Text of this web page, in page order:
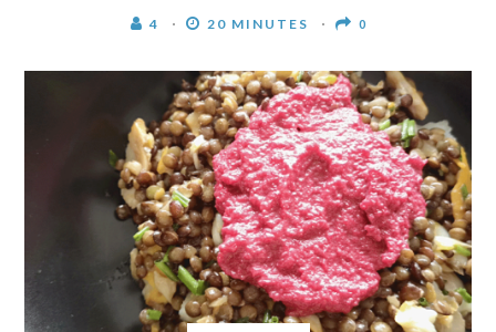
4 20 MINUTES 0